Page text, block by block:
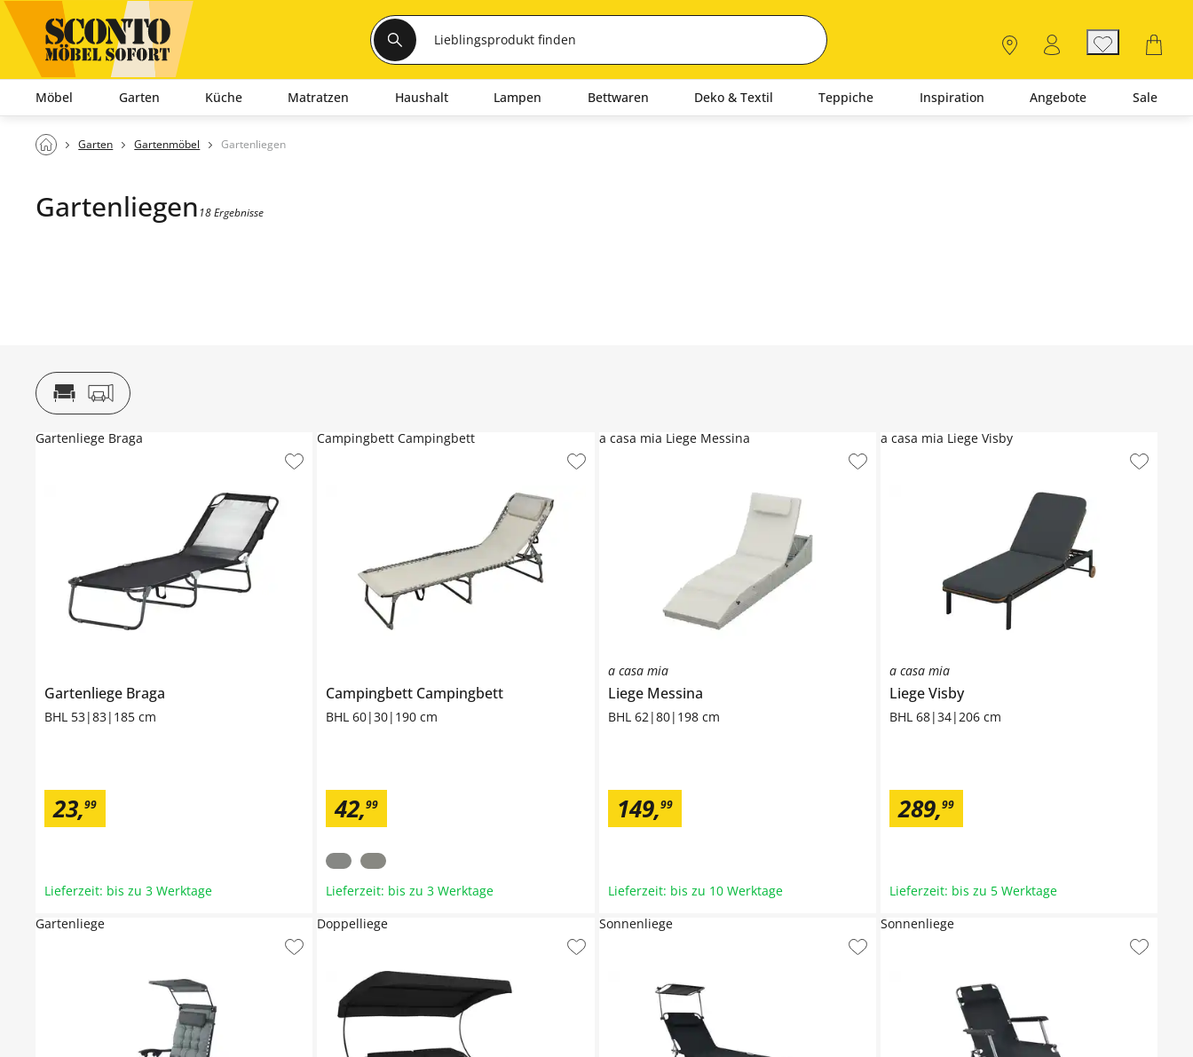
Möbel Garten Küche Matratzen Haushalt Lampen Bettwaren Deko & Textil Teppiche Inspiration Angebote Sale
Garten Gartenmöbel Gartenliegen
Gartenliegen 18 Ergebnisse
Gartenliege Braga
BHL 53|83|185 cm
23,99
Gartenliege Braga
Lieferzeit: bis zu 3 Werktage
Campingbett Campingbett
BHL 60|30|190 cm
42,99
Campingbett Campingbett
Lieferzeit: bis zu 3 Werktage
a casa mia
Liege Messina
BHL 62|80|198 cm
149,99
a casa mia Liege Messina
Lieferzeit: bis zu 10 Werktage
a casa mia
LiegeVisby
BHL 68|34|206 cm
289,99
a casa mia Liege Visby
Lieferzeit: bis zu 5 Werktage
Gartenliege Doppelliege Sonnenliege Sonnenliege